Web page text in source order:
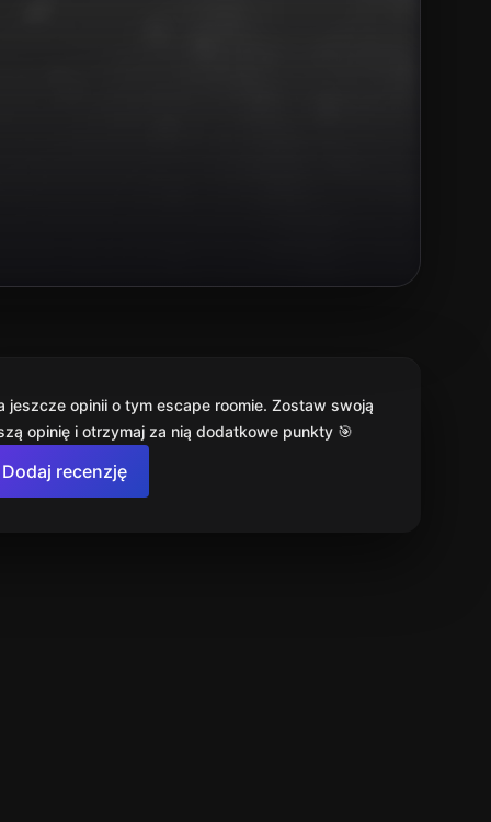
jeszcze opinii o tym escape roomie. Zostaw swoją
opinię i otrzymaj za nią dodatkowe punkty 🎯
Dodaj recenzję